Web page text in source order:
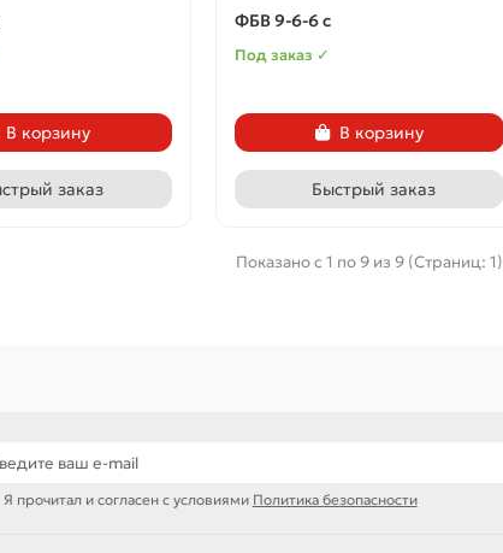
В корзину
заказ
ФБВ 9-6-6 с
Под заказ ✓
В корзину
Быстрый заказ
Показано с 1 по 9 из 9 (Страниц: 1)
Я прочитал и согласен с условиями Политика безопасности